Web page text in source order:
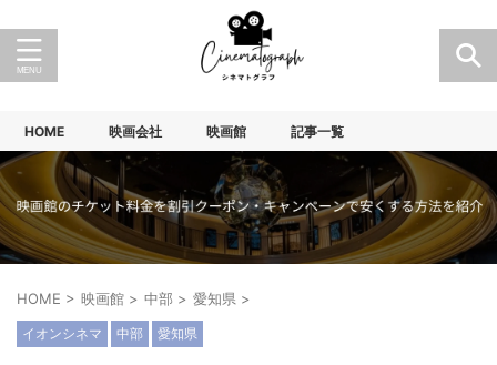
HOME 映画会社 映画館 記事一覧
HOME > 映画館 > 中部 > 愛知県 >
イオンシネマ 中部 愛知県